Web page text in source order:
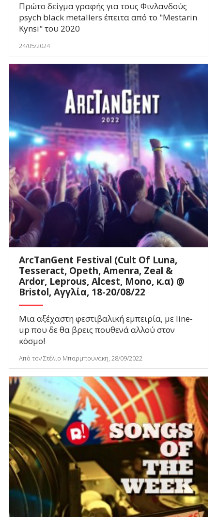
Πρώτο δείγμα γραφής για τους Φινλανδούς
psych black metallers έπειτα από το "Mestarin
Kynsi" του 2020
24/05/2024
ArcTanGent Festival (Cult Of Luna,
Tesseract, Opeth, Amenra, Zeal &
Ardor, Leprous, Alcest, Mono, κ.α) @
Bristol, Αγγλία, 18-20/08/22
Μια αξέχαστη φεστιβαλική εμπειρία, με line-
up που δε θα βρεις πουθενά αλλού στον
κόσμο!
Από τον Στέλιο Μπαρμπουνάκη, 28/09/2022